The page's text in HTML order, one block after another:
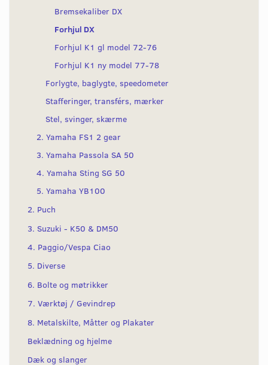
Bremsekaliber DX
Forhjul DX
Forhjul K1 gl model 72-76
Forhjul K1 ny model 77-78
Forlygte, baglygte, speedometer
Stafferinger, transférs, mærker
Stel, svinger, skærme
2. Yamaha FS1 2 gear
3. Yamaha Passola SA 50
4. Yamaha Sting SG 50
5. Yamaha YB100
2. Puch
3. Suzuki - K50 & DM50
4. Paggio/Vespa Ciao
5. Diverse
6. Bolte og møtrikker
7. Værktøj / Gevindrep
8. Metalskilte, Måtter og Plakater
Beklædning og hjelme
Dæk og slanger